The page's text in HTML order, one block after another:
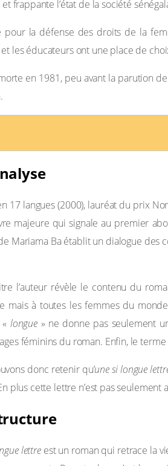
frappante l’état de la société
pour la défense des droits de la
les éducateurs ont une place de
en 1981, peu avant la parution
17 langues (2000), lauréat du prix
majeure qui signale au premier
Mariama Ba établit un dialogue des
l’auteur révèle le contenu du
mais à toutes les femmes du
longue » ne donne pas seulement
féminins du roman. Enfin, le terme
donc retenir qu’une si longue
plus cette lettre n’est pas
lettreest un roman qui retrace la